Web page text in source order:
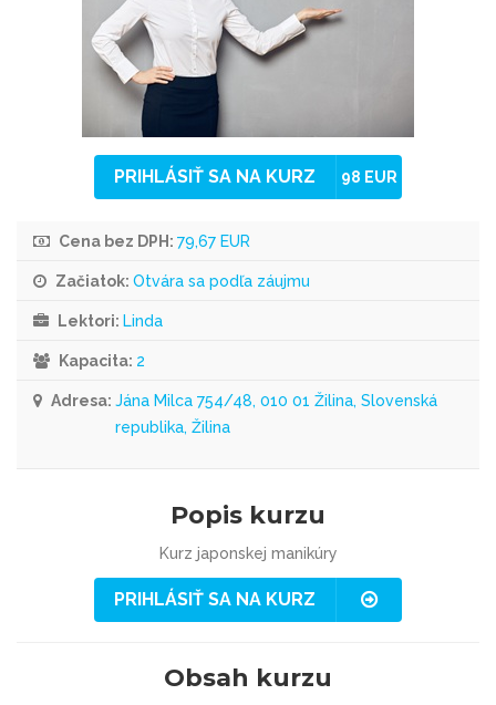
PRIHLÁSIŤ SA NA KURZ 98 EUR
Cena bez DPH: 79,67 EUR
Začiatok: Otvára sa podľa záujmu
Lektori: Linda
Kapacita: 2
Adresa: Jána Milca 754/48, 010 01 Žilina, Slovenská
republika, Žilina
Popis kurzu
Kurz japonskej manikúry
PRIHLÁSIŤ SA NA KURZ
Obsah kurzu